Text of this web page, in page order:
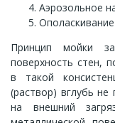
Аэрозольное
Принцип мойки
поверхность стен,
в такой
(раствор) вглубь не
на внешний